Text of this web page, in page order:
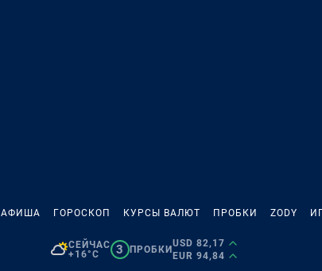
АФИША ГОРОСКОП КУРСЫ ВАЛЮТ ПРОБКИ ZODY
СЕЙЧАС
+16°C
3 ПРОБКИ
USD 82,17
EUR 94,84